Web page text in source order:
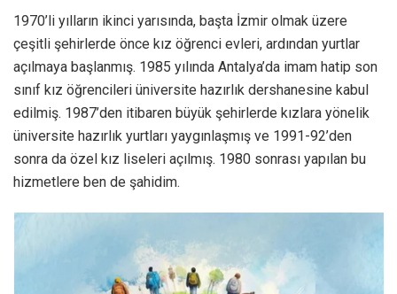
1970’li yılların ikinci yarısında, başta İzmir olmak üzere
çeşitli şehirlerde önce kız öğrenci evleri, ardından yurtlar
açılmaya başlanmış. 1985 yılında Antalya’da imam hatip son
sınıf kız öğrencileri üniversite hazırlık dershanesine kabul
edilmiş. 1987’den itibaren büyük şehirlerde kızlara yönelik
üniversite hazırlık yurtları yaygınlaşmış ve 1991-92’den
sonra da özel kız liseleri açılmış. 1980 sonrası yapılan bu
hizmetlere ben de şahidim.